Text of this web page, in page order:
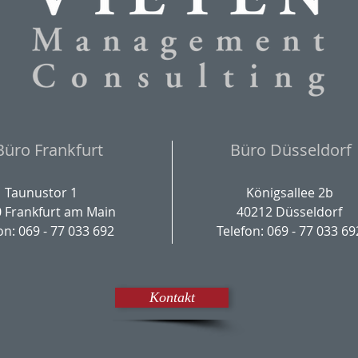
Frankfurt
Taunustor 1
Frankfurt am Main
069 - 77 033 692
Büro Düsseldorf
Königsallee 2b
40212 Düsseldorf
Telefon: 069 - 77 033
Kontakt